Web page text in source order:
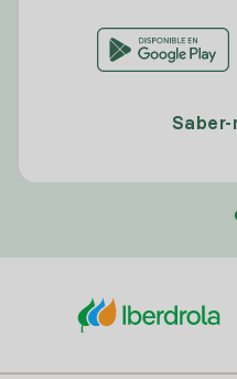
Saber-